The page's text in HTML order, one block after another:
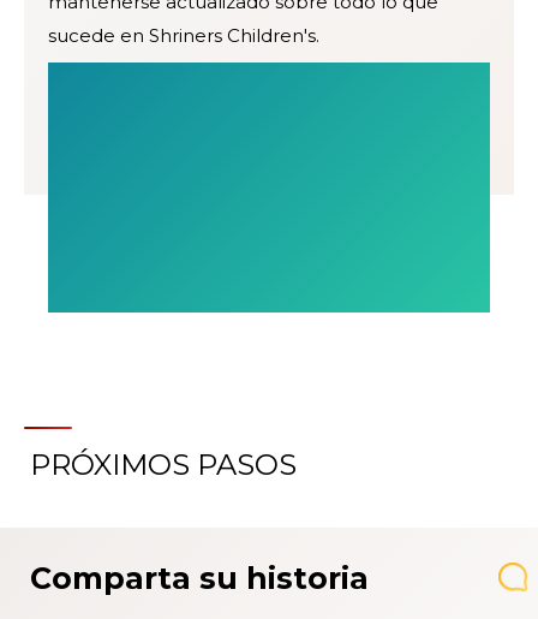
sucede en Shriners Children's.
PRÓXIMOS PASOS
Comparta su historia